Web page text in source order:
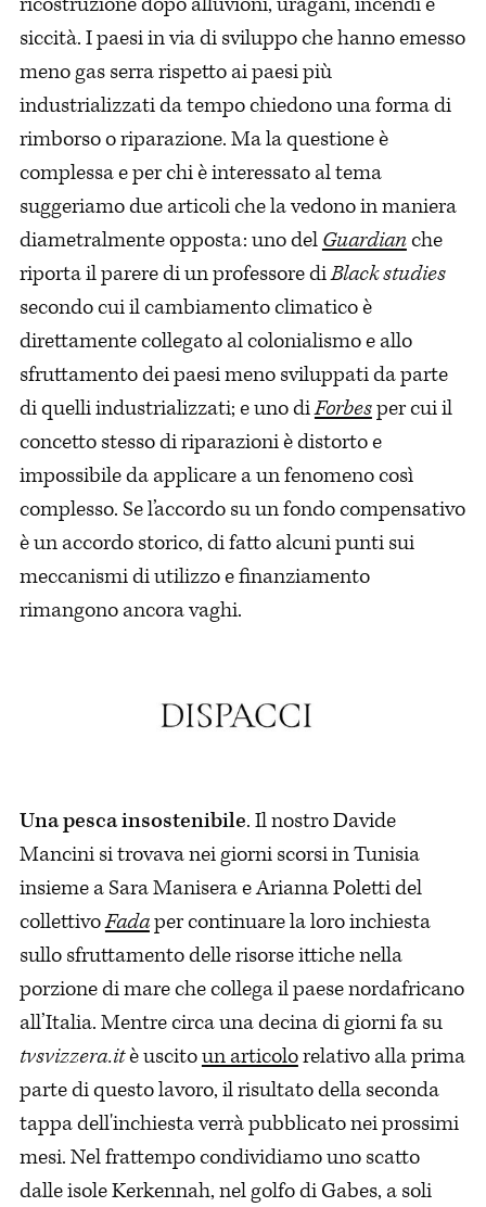
siccità. I paesi in via di sviluppo che hanno emesso
meno gas serra rispetto ai paesi più
industrializzati da tempo chiedono una forma di
rimborso o riparazione. Ma la questione è
complessa e per chi è interessato al tema
suggeriamo due articoli che la vedono in maniera
diametralmente opposta: uno delGuardianche
riporta il parere di un professore diBlack studies
secondo cui il cambiamento climatico è
direttamente collegato al colonialismo e allo
sfruttamento dei paesi meno sviluppati da parte
di quelli industrializzati; e uno diForbesper cui il
concetto stesso di riparazioni è distorto e
impossibile da applicare a un fenomeno così
complesso. Se l’accordo su un fondo compensativo
è un accordo storico, di fatto alcuni punti sui
meccanismi di utilizzo e finanziamento
rimangono ancora vaghi.
Una pesca insostenibile. Il nostro Davide
Mancini si trovava nei giorni scorsi in Tunisia
insieme a Sara Manisera e Arianna Poletti del
collettivoFadaper continuare la loro inchiesta
sullo sfruttamento delle risorse ittiche nella
porzione di mare che collega il paese nordafricano
all’Italia. Mentre circa una decina di giorni fa su
tvsvizzera.itè uscitoun articolorelativo alla prima
parte di questo lavoro, il risultato della seconda
tappa dell'inchiesta verrà pubblicato nei prossimi
mesi. Nel frattempo condividiamo uno scatto
dalle isole Kerkennah, nel golfo di Gabes, a soli